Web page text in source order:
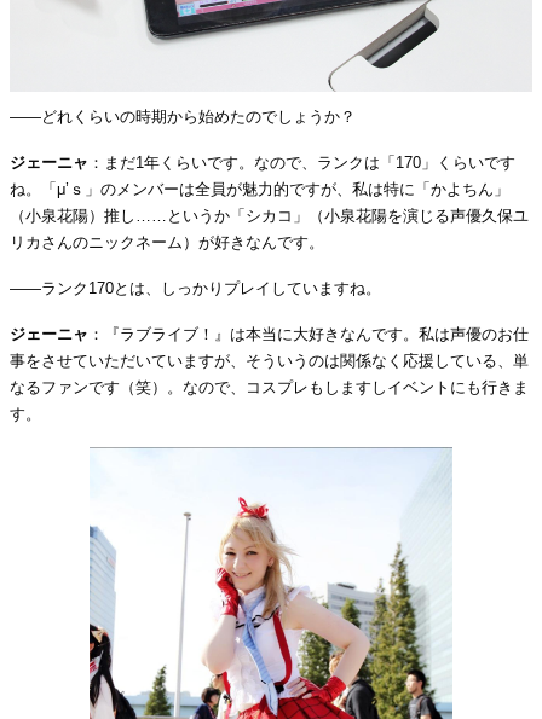
――どれくらいの時期から始めたのでしょうか？
ジェーニャ ：まだ1年くらいです。なので、ランクは「170」くらいです
ね。「μ’ｓ」のメンバーは全員が魅力的ですが、私は特に「かよちん」
（小泉花陽）推し……というか「シカコ」（小泉花陽を演じる声優久保ユ
リカさんのニックネーム）が好きなんです。
――ランク170とは、しっかりプレイしていますね。
ジェーニャ ：『ラブライブ！』は本当に大好きなんです。私は声優のお仕
事をさせていただいていますが、そういうのは関係なく応援している、単
なるファンです（笑）。なので、コスプレもしますしイベントにも行きま
す。